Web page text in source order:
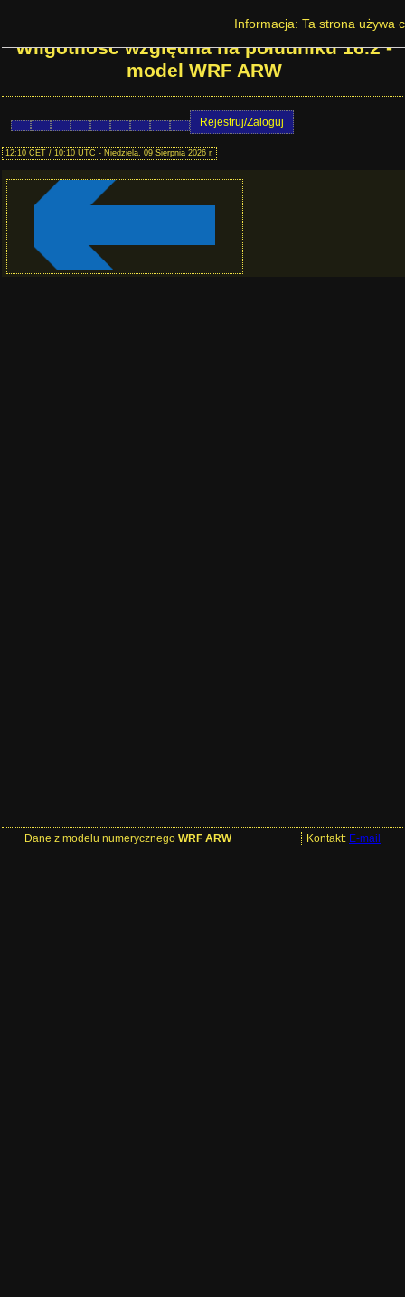
Prognoza pogody na Dolnym Śląsku -
Wilgotność względna na południku 16.2 -
model WRF ARW
Rejestruj/Zaloguj
12:10 CET / 10:10 UTC - Niedziela, 09 Sierpnia 2026 r.
Dane z modelu numerycznego WRF ARW Kontakt: E-mail
Informacja: Ta strona używa